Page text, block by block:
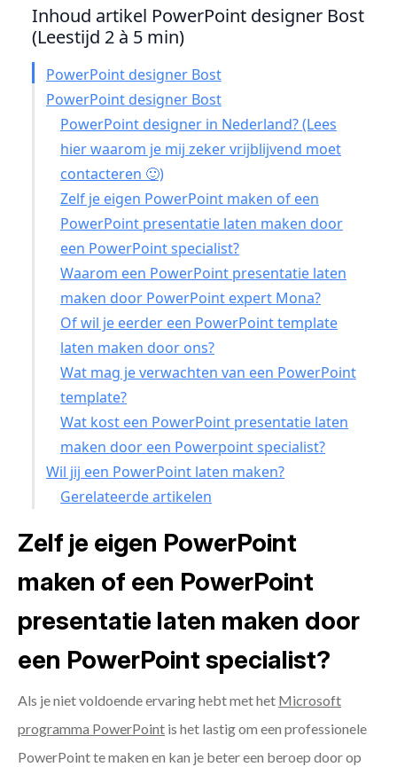
Inhoud artikel PowerPoint designer Bost
(Leestijd 2 à 5 min)
PowerPoint designer Bost
PowerPoint designer Bost
PowerPoint designer in Nederland? (Lees
hier waarom je mij zeker vrijblijvend moet
contacteren 🙂)
Zelf je eigen PowerPoint maken of een
PowerPoint presentatie laten maken door
een PowerPoint specialist?
Waarom een PowerPoint presentatie laten
maken door PowerPoint expert Mona?
Of wil je eerder een PowerPoint template
laten maken door ons?
Wat mag je verwachten van een PowerPoint
template?
Wat kost een PowerPoint presentatie laten
maken door een Powerpoint specialist?
Wil jij een PowerPoint laten maken?
Gerelateerde artikelen
Zelf je eigen PowerPoint
maken of een PowerPoint
presentatie laten maken door
een PowerPoint specialist?
Als je niet voldoende ervaring hebt met het Microsoft
programma PowerPoint is het lastig om een professionele
PowerPoint te maken en kan je beter een beroep door op